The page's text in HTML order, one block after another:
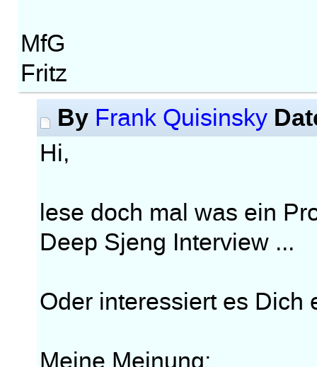
MfG
Fritz
By Frank Quisinsky
Hi,
lese doch mal was ein
Deep Sjeng Interview ...
Oder interessiert es Dich